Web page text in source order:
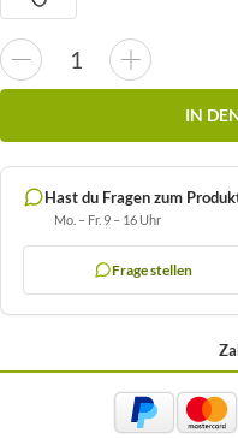
IN
Hast du Fragen zum
Mo. – Fr. 9 – 16 Uhr
Frage stellen